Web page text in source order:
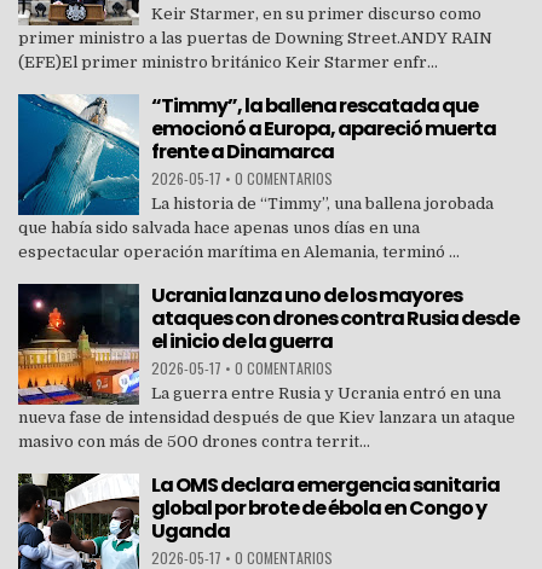
Keir Starmer, en su primer discurso como
primer ministro a las puertas de Downing Street.ANDY RAIN
(EFE)El primer ministro británico Keir Starmer enfr...
“Timmy”, la ballena rescatada que
emocionó a Europa, apareció muerta
frente a Dinamarca
2026-05-17 • 0 COMENTARIOS
La historia de “Timmy”, una ballena jorobada
que había sido salvada hace apenas unos días en una
espectacular operación marítima en Alemania, terminó ...
Ucrania lanza uno de los mayores
ataques con drones contra Rusia desde
el inicio de la guerra
2026-05-17 • 0 COMENTARIOS
La guerra entre Rusia y Ucrania entró en una
nueva fase de intensidad después de que Kiev lanzara un ataque
masivo con más de 500 drones contra territ...
La OMS declara emergencia sanitaria
global por brote de ébola en Congo y
Uganda
2026-05-17 • 0 COMENTARIOS